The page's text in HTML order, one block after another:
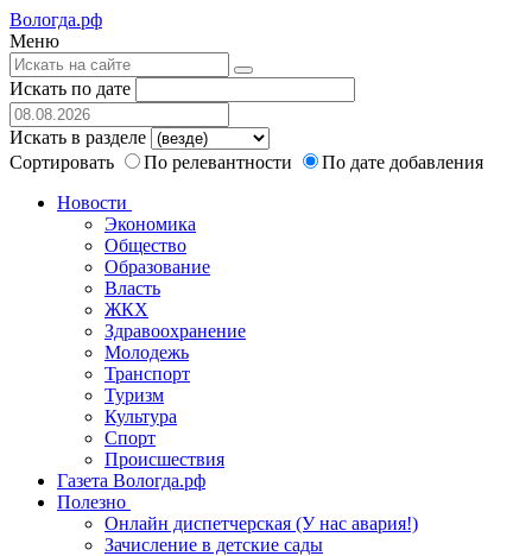
Вологда.рф
Меню
Искать по дате
Искать в разделе
Сортировать
По релевантности
По дате добавления
Новости
Экономика
Общество
Образование
Власть
ЖКХ
Здравоохранение
Молодежь
Транспорт
Туризм
Культура
Спорт
Происшествия
Газета Вологда.рф
Полезно
Онлайн диспетчерская (У нас авария!)
Зачисление в детские сады